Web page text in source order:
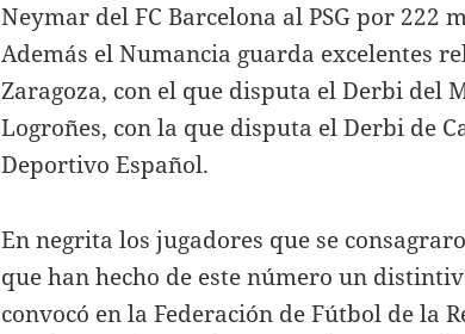
Neymar del FC Barcelona al PSG por 222
Además el Numancia guarda excelentes
Zaragoza, con el que disputa el Derbi del
Logroñes, con la que disputa el Derbi de
Deportivo Español.
En negrita los jugadores que se
que han hecho de este número un
convocó en la Federación de Fútbol de la